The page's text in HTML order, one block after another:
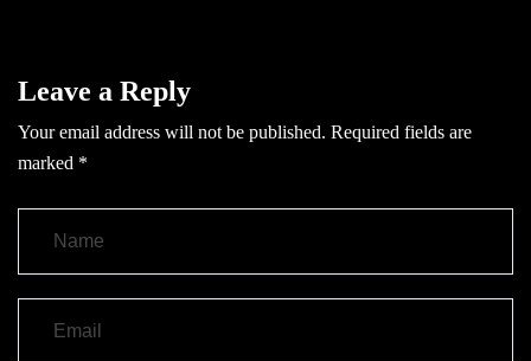
Leave a Reply
Your email address will not be published. Required fields are
marked *